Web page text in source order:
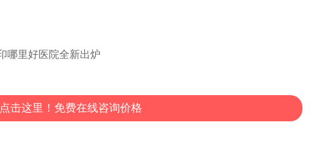
点击这里！免费在线咨询价格